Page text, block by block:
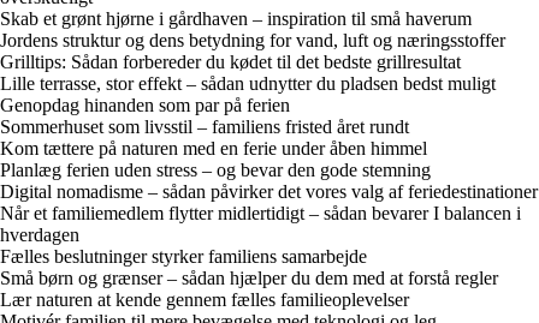
Skab et grønt hjørne i gårdhaven – inspiration til små haverum
Jordens struktur og dens betydning for vand, luft og næringsstoffer
Grilltips: Sådan forbereder du kødet til det bedste grillresultat
Lille terrasse, stor effekt – sådan udnytter du pladsen bedst muligt
Genopdag hinanden som par på ferien
Sommerhuset som livsstil – familiens fristed året rundt
Kom tættere på naturen med en ferie under åben himmel
Planlæg ferien uden stress – og bevar den gode stemning
Digital nomadisme – sådan påvirker det vores valg af feriedestinationer
Når et familiemedlem flytter midlertidigt – sådan bevarer I balancen i
hverdagen
Fælles beslutninger styrker familiens samarbejde
Små børn og grænser – sådan hjælper du dem med at forstå regler
Lær naturen at kende gennem fælles familieoplevelser